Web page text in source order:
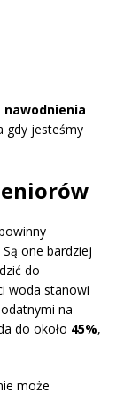
gdy jesteśmy
one bardziej
do
woda stanowi
na
do około 45%,
może